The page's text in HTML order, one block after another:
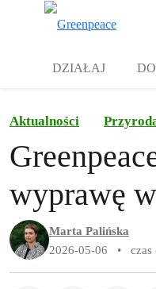
DZIAŁAJ
Aktualności
wyprawę
Marta Palińska
2026-05-06
• czas